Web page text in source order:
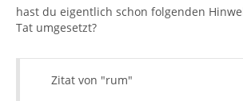
hast du eigentlich schon folgenden
Tat umgesetzt?
Zitat von "rum"